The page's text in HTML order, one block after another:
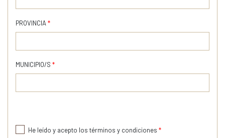
PROVINCIA *
MUNICIPIO/S *
He leído y acepto los términos y condiciones *